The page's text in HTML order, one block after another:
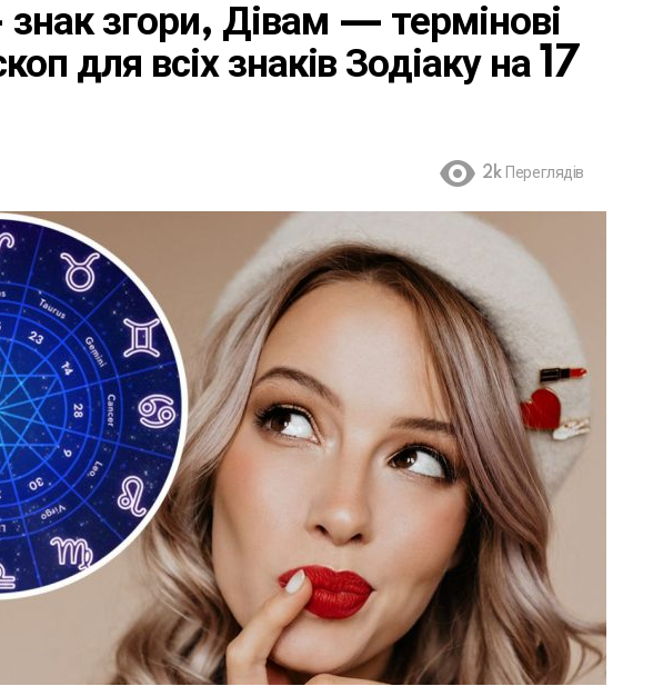
згори, Дівам — термінові
для всіх знаків Зодіаку на 17
2k Переглядів